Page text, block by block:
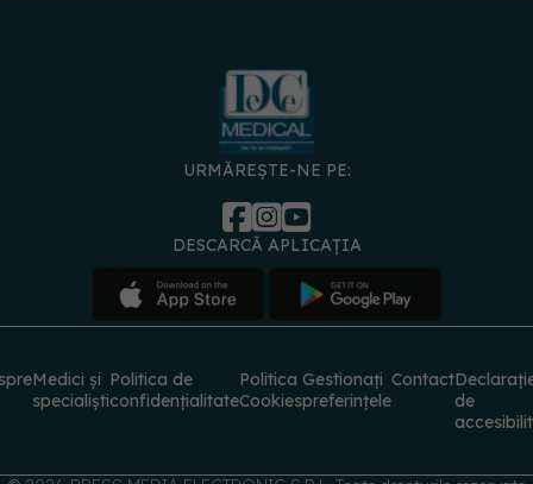
URMĂREȘTE-NE PE:
DESCARCĂ APLICAȚIA
Medici și
specialiști
Politica de
confidențialitate
Politica
Cookies
Gestionați
preferințele
Contact
de